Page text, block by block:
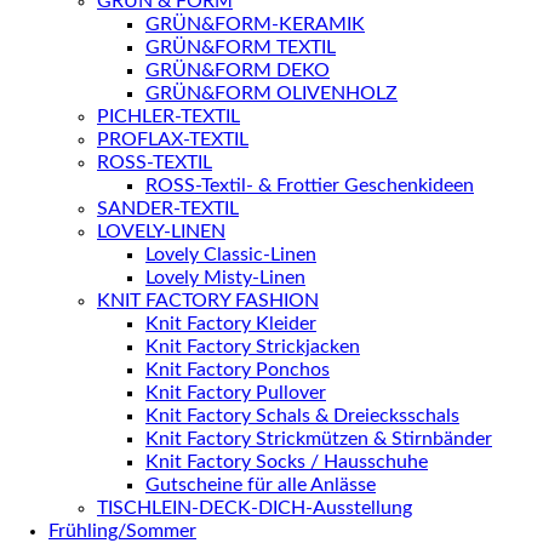
GRÜN&FORM-KERAMIK
GRÜN&FORM TEXTIL
GRÜN&FORM DEKO
GRÜN&FORM OLIVENHOLZ
PICHLER-TEXTIL
PROFLAX-TEXTIL
ROSS-TEXTIL
ROSS-Textil- & Frottier Geschenkideen
SANDER-TEXTIL
LOVELY-LINEN
Lovely Classic-Linen
Lovely Misty-Linen
KNIT FACTORY FASHION
Knit Factory Kleider
Knit Factory Strickjacken
Knit Factory Ponchos
Knit Factory Pullover
Knit Factory Schals & Dreiecksschals
Knit Factory Strickmützen & Stirnbänder
Knit Factory Socks / Hausschuhe
Gutscheine für alle Anlässe
TISCHLEIN-DECK-DICH-Ausstellung
Frühling/Sommer